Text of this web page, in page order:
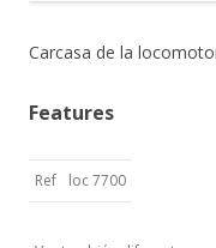
Carcasa de la
Features
Ref loc 7700